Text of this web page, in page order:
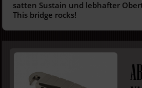
satten Sustain und lebhafter
This bridge rocks!